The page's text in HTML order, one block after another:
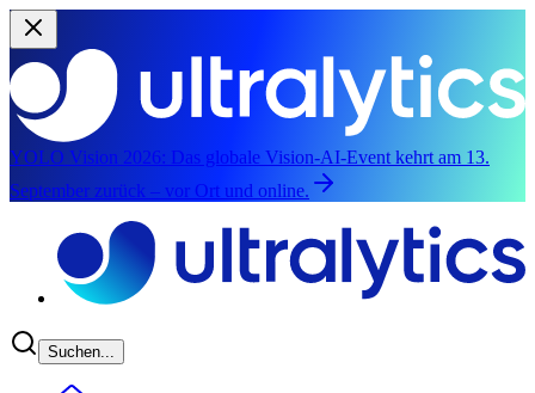
YOLO Vision 2026: Das globale Vision-AI-Event kehrt am 13.
September zurück – vor Ort und online.
Suchen...